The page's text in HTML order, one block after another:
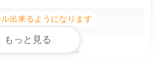
土地面積:164 ㎡
ン不動産株式会社
出来るようになります
もっと見る